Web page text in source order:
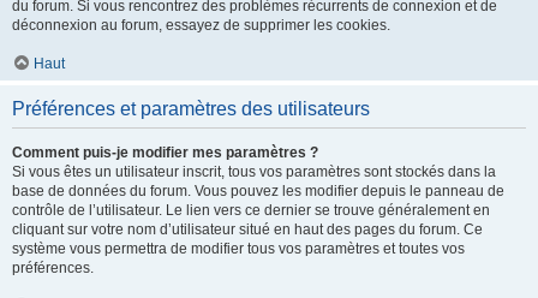
du forum. Si vous rencontrez des problèmes récurrents de connexion et de
déconnexion au forum, essayez de supprimer les cookies.
Haut
Préférences et paramètres des utilisateurs
Comment puis-je modifier mes paramètres ?
Si vous êtes un utilisateur inscrit, tous vos paramètres sont stockés dans la
base de données du forum. Vous pouvez les modifier depuis le panneau de
contrôle de l’utilisateur. Le lien vers ce dernier se trouve généralement en
cliquant sur votre nom d’utilisateur situé en haut des pages du forum. Ce
système vous permettra de modifier tous vos paramètres et toutes vos
préférences.